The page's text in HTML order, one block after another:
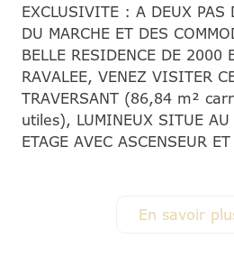
EXCLUSIVITE : A DEUX PAS
DU MARCHE ET DES
BELLE RESIDENCE DE 2000
RAVALEE, VENEZ VISITER
TRAVERSANT (86,84 m²
utiles), LUMINEUX SITUE AU
ETAGE AVEC ASCENSEUR
Ouest avec vue dégagée,
desservant des toilettes
En savoir